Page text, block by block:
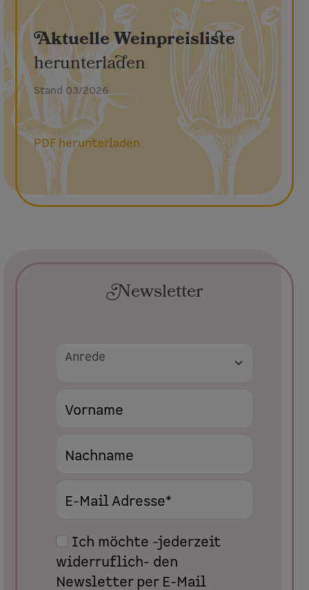
Aktuelle Weinpreisliste
herunterladen
Stand 03/2026
PDF herunterladen
Newsletter